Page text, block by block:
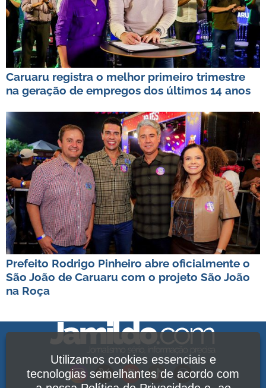
Caruaru registra o melhor primeiro trimestre
na geração de empregos dos últimos 14 anos
Prefeito Rodrigo Pinheiro abre oficialmente o
São João de Caruaru com o projeto São João
na Roça
Utilizamos cookies essenciais e
tecnologias semelhantes de acordo com